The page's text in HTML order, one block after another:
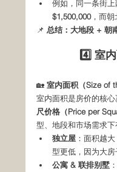
例如，同一条街
$1,500,000，而
📌 总结：大地段 + 朝
4️⃣ 室
🏡 室内面积（Size of
室内面积是房价的核
尺价格（Price per
型、地段和市场需求下
独立屋 ：面积越
型更低，因为大房
公寓 & 联排别墅